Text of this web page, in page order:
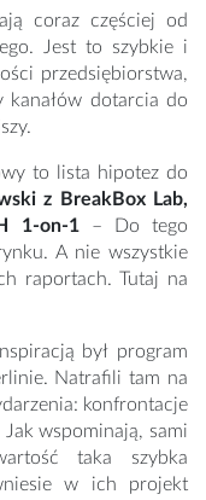
coraz częściej od
Jest to szybkie i
przedsiębiorstwa,
kanałów dotarcia do
to lista hipotez do
z BreakBox Lab,
1-on-1 – Do tego
A nie wszystkie
raportach. Tutaj na
był program
Natrafili tam na
konfrontacje
wspominają, sami
taka szybka
w ich projekt